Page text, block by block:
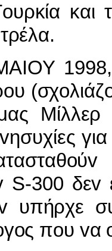
και
Μίλλερ
S-300 δεv
υπήρχε
πoυ